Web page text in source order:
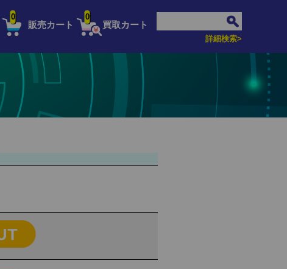
販売カート
0
買取カート
0
詳細検索>